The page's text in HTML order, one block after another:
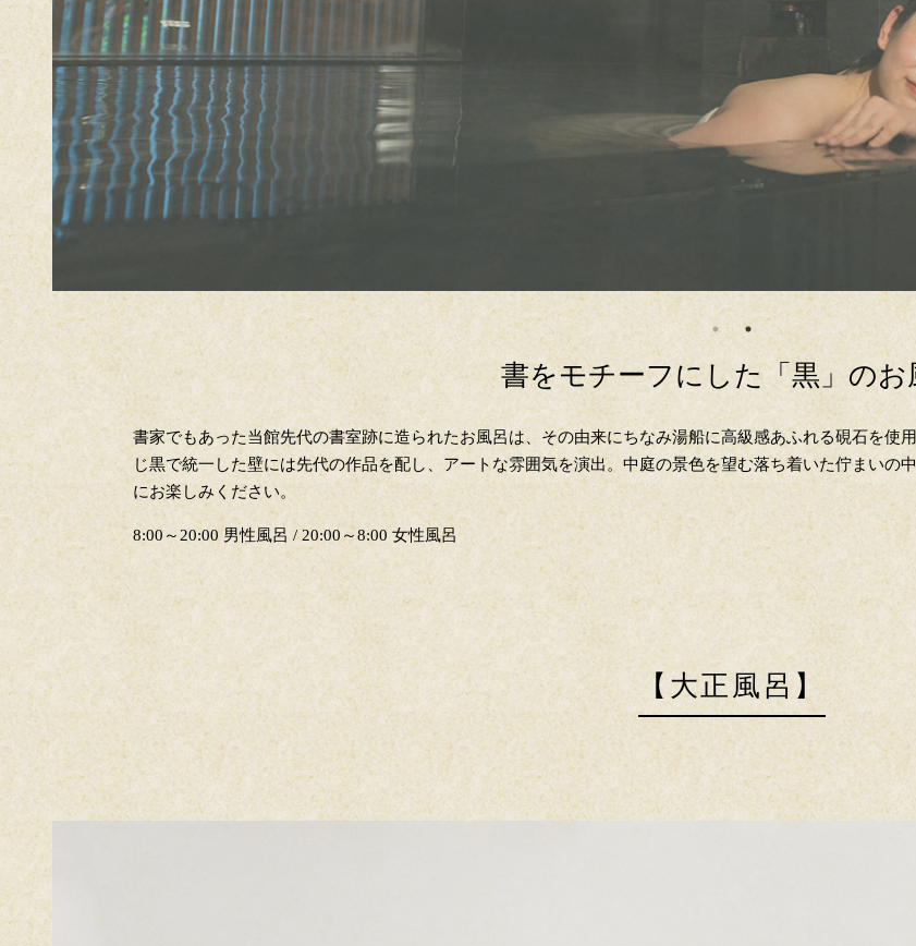
書をモチーフにした「黒」のお
書家でもあった当館先代の書室跡に造られたお風呂は、その由来にちなみ湯船に高級感あふれる硯石を使
じ黒で統一した壁には先代の作品を配し、アートな雰囲気を演出。中庭の景色を望む落ち着いた佇まいの
にお楽しみください。
8:00～20:00 男性風呂 / 20:00～8:00 女性風呂
【大正風呂】